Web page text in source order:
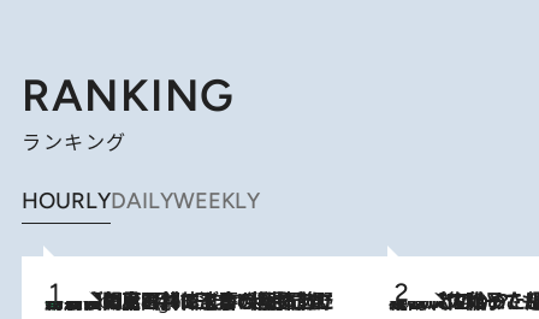
RANKING
ランキング
HOURLYDAILYWEEKLY
8 Hours Ago
「最後に見られてよかった」上野動物園の東園パンダ舎が解体前に特別公開。8月16日まで延長されたパネル展と共に辿る“半世紀”のパンダ飼育《解体工事の図面あり》 2026.8.5
【阿川佐和子さんの年とる力】なぜ70代で始めた趣味は“こんなに楽しい”のか？ ピアノ、俳句…スランプに陥っても続けられる“ある秘訣”とは